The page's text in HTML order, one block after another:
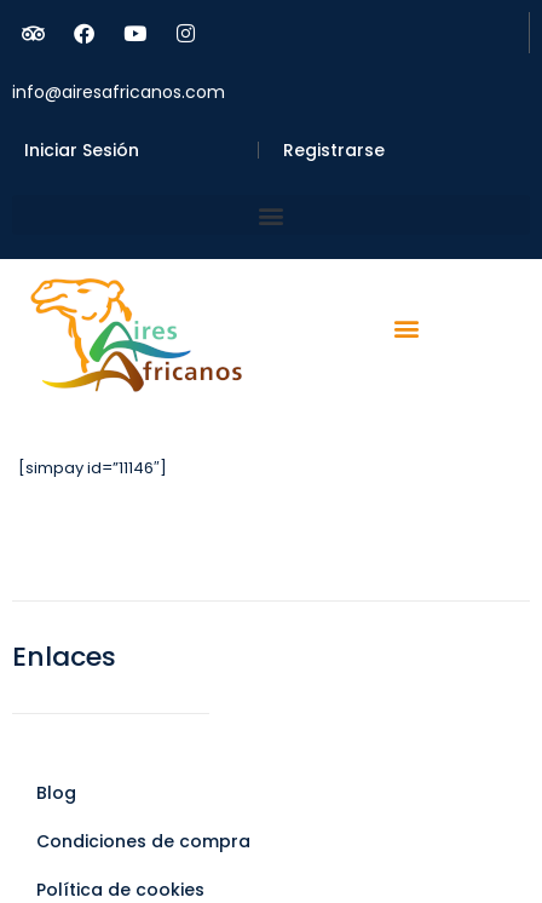
info@airesafricanos.com
Iniciar Sesión Registrarse
[simpay id=”11146″]
Enlaces
Blog
Condiciones de compra
Política de cookies